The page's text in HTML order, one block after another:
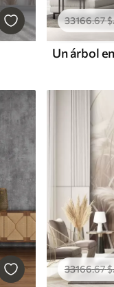
33166.67$
33166.67$